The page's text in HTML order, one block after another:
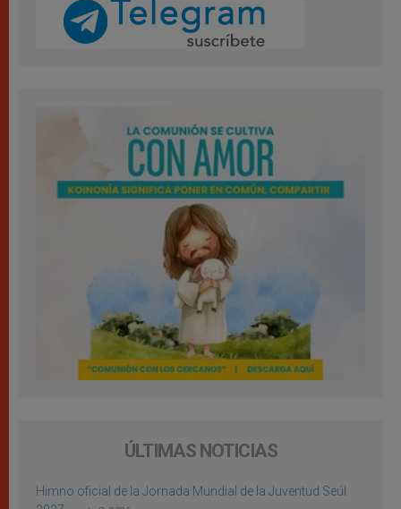
ÚLTIMAS NOTICIAS
Himno oficial de la Jornada Mundial de la Juventud Seúl